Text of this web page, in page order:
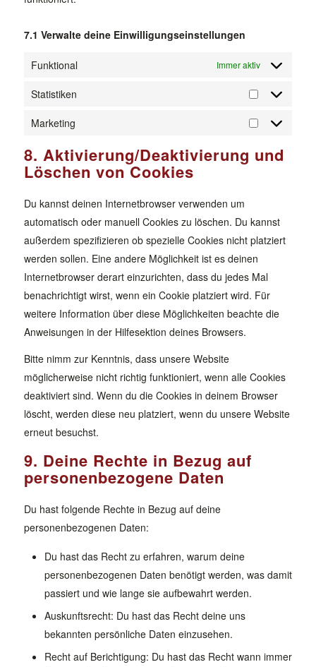
7.1 Verwalte deine Einwilligungseinstellungen
Funktional Immer aktiv
Statistiken
Statistiken
Marketing
Marketing
8. Aktivierung/Deaktivierung und
Löschen von Cookies
Du kannst deinen Internetbrowser verwenden um
automatisch oder manuell Cookies zu löschen. Du kannst
außerdem spezifizieren ob spezielle Cookies nicht platziert
werden sollen. Eine andere Möglichkeit ist es deinen
Internetbrowser derart einzurichten, dass du jedes Mal
benachrichtigt wirst, wenn ein Cookie platziert wird. Für
weitere Information über diese Möglichkeiten beachte die
Anweisungen in der Hilfesektion deines Browsers.
Bitte nimm zur Kenntnis, dass unsere Website
möglicherweise nicht richtig funktioniert, wenn alle Cookies
deaktiviert sind. Wenn du die Cookies in deinem Browser
löscht, werden diese neu platziert, wenn du unsere Website
erneut besuchst.
9. Deine Rechte in Bezug auf
personenbezogene Daten
Du hast folgende Rechte in Bezug auf deine
personenbezogenen Daten:
Du hast das Recht zu erfahren, warum deine
personenbezogenen Daten benötigt werden, was damit
passiert und wie lange sie aufbewahrt werden.
Auskunftsrecht: Du hast das Recht deine uns
bekannten persönliche Daten einzusehen.
Recht auf Berichtigung: Du hast das Recht wann immer